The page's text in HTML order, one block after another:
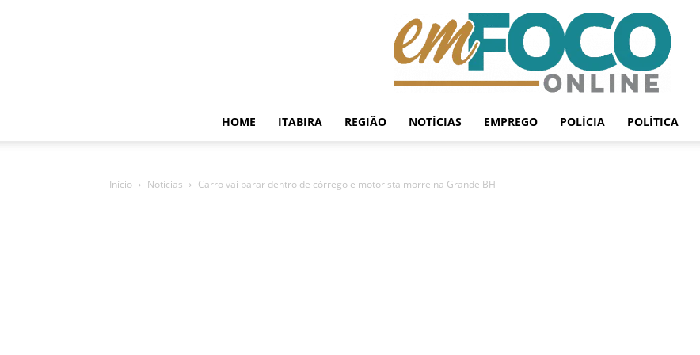
HOME ITABIRA REGIÃO NOTÍCIAS EMPREGO POLÍCIA POLÍTICA
Início Notícias Carro vai parar dentro de córrego e motorista morre na Grande BH